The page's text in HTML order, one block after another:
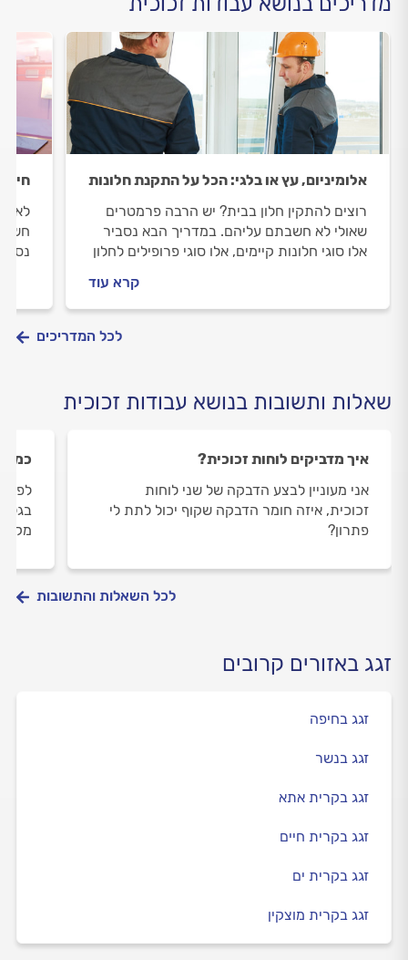
אלומיניום, עץ או בלגי: הכל על התקנת חלונות
רוצים להתקין חלון בבית? יש הרבה פרמטרים
שאולי לא חשבתם עליהם. במדריך הבא נסביר
אלו סוגי חלונות קיימים, אלו סוגי פרופילים לחלון
קרא עוד
לכל המדריכים
שאלות ותשובות בנושא עבודות זכוכית
איך מדביקים לוחות זכוכית?
אני מעוניין לבצע הדבקה של שני לוחות
זכוכית, איזה חומר הדבקה שקוף יכול לתת לי
פתרון?
כמה
לכל השאלות והתשובות
זגג באזורים קרובים
זגג בחיפה
זגג בנשר
זגג בקרית אתא
זגג בקרית חיים
זגג בקרית ים
זגג בקרית מוצקין